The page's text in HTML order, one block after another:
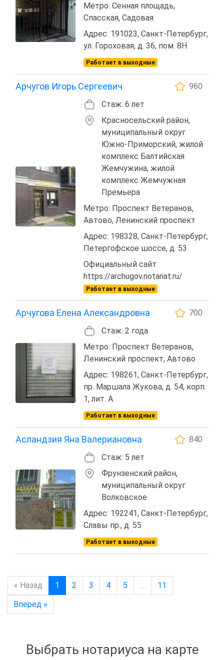
Метро: Сенная площадь,
Спасская, Садовая
Адрес: 191023, Санкт-Петербург,
ул. Гороховая, д. 36, пом. 8Н
Работает в выходные
Арчугов Игорь Сергеевич
960
Стаж: 6 лет
Красносельский район,
муниципальный округ
Южно-Приморский, жилой
комплекс Балтийская
Жемчужина, жилой
комплекс Жемчужная
Премьера
Метро: Проспект Ветеранов,
Автово, Ленинский проспект
Адрес: 198328, Санкт-Петербург,
Петергофское шоссе, д. 53
Официальный сайт:
https://archugov.notariat.ru/
Работает в выходные
Арчугова Елена Александровна
700
Стаж: 2 года
Метро: Проспект Ветеранов,
Ленинский проспект, Автово
Адрес: 198261, Санкт-Петербург,
пр. Маршала Жукова, д. 54, корп.
1, лит. А
Работает в выходные
Асландзия Яна Валериановна
840
Стаж: 5 лет
Фрунзенский район,
муниципальный округ
Волковское
Адрес: 192241, Санкт-Петербург,
Славы пр., д. 55
Работает в выходные
« Назад 1 2 3 4 5 …
11
Вперед »
Выбрать нотариуса на карте